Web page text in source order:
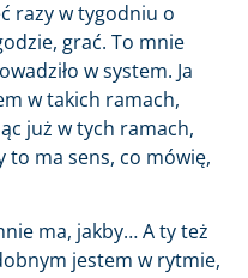
razy w tygodniu o
grać. To mnie
w system. Ja
w takich ramach,
już w tych ramach,
to ma sens, co mówię,
ma, jakby… A ty też
jestem w rytmie,